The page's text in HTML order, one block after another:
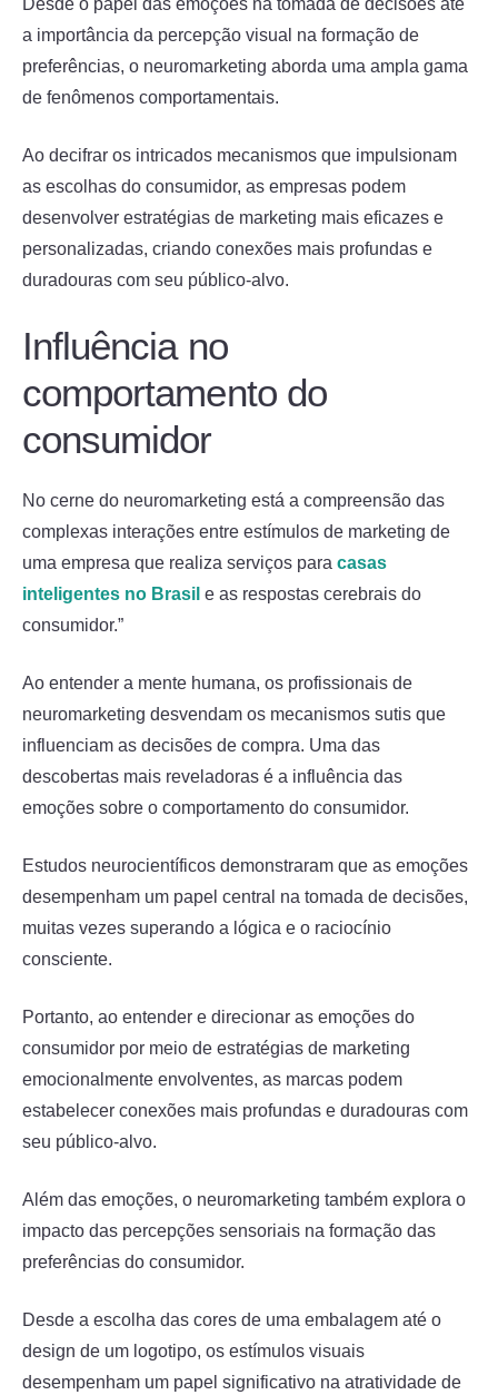
a importância da percepção visual na formação de
preferências, o neuromarketing aborda uma ampla gama
de fenômenos comportamentais.
Ao decifrar os intricados mecanismos que impulsionam
as escolhas do consumidor, as empresas podem
desenvolver estratégias de marketing mais eficazes e
personalizadas, criando conexões mais profundas e
duradouras com seu público-alvo.
Influência no
comportamento do
consumidor
No cerne do neuromarketing está a compreensão das
complexas interações entre estímulos de marketing de
uma empresa que realiza serviços para casas
inteligentes no Brasil e as respostas cerebrais do
consumidor.”
Ao entender a mente humana, os profissionais de
neuromarketing desvendam os mecanismos sutis que
influenciam as decisões de compra. Uma das
descobertas mais reveladoras é a influência das
emoções sobre o comportamento do consumidor.
Estudos neurocientíficos demonstraram que as emoções
desempenham um papel central na tomada de decisões,
muitas vezes superando a lógica e o raciocínio
consciente.
Portanto, ao entender e direcionar as emoções do
consumidor por meio de estratégias de marketing
emocionalmente envolventes, as marcas podem
estabelecer conexões mais profundas e duradouras com
seu público-alvo.
Além das emoções, o neuromarketing também explora o
impacto das percepções sensoriais na formação das
preferências do consumidor.
Desde a escolha das cores de uma embalagem até o
design de um logotipo, os estímulos visuais
desempenham um papel significativo na atratividade de